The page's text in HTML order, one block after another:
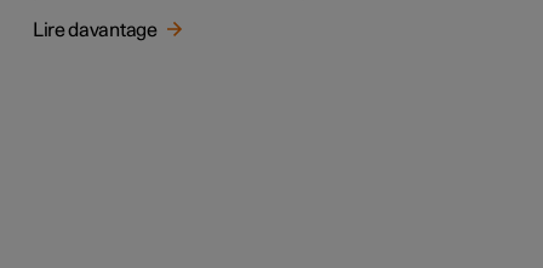
Lire davantage